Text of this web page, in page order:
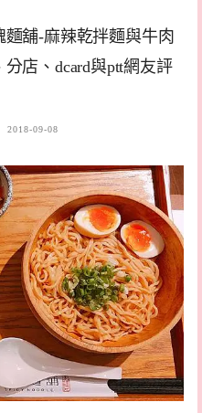
舖-麻辣乾拌麵與牛肉
店、dcard與ptt網友評
2018-09-08